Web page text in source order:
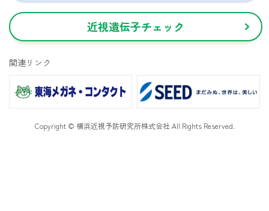
近視遺伝子チェック
関連リンク
Copyright © 横浜近視予防研究所株式会社 All Rights Reserved.